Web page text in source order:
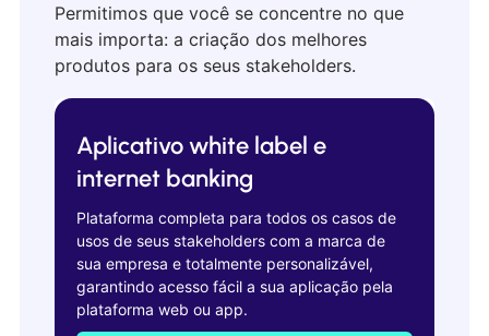
Permitimos que você se concentre no que
mais importa: a criação dos melhores
produtos para os seus stakeholders.
Aplicativo white label e
internet banking
Plataforma completa para todos os casos de
usos de seus stakeholders com a marca de
sua empresa e totalmente personalizável,
garantindo acesso fácil a sua aplicação pela
plataforma web ou app.